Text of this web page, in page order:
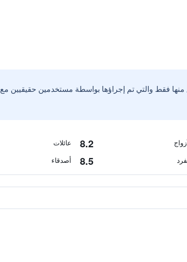
فقط والتي تم إجراؤها بواسطة مستخدمين حقيقيين مع
8.2 عائلات
8.5 أصدقاء